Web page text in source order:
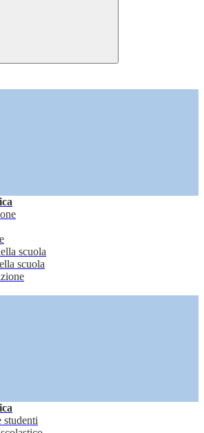
scuola
scuola
studenti